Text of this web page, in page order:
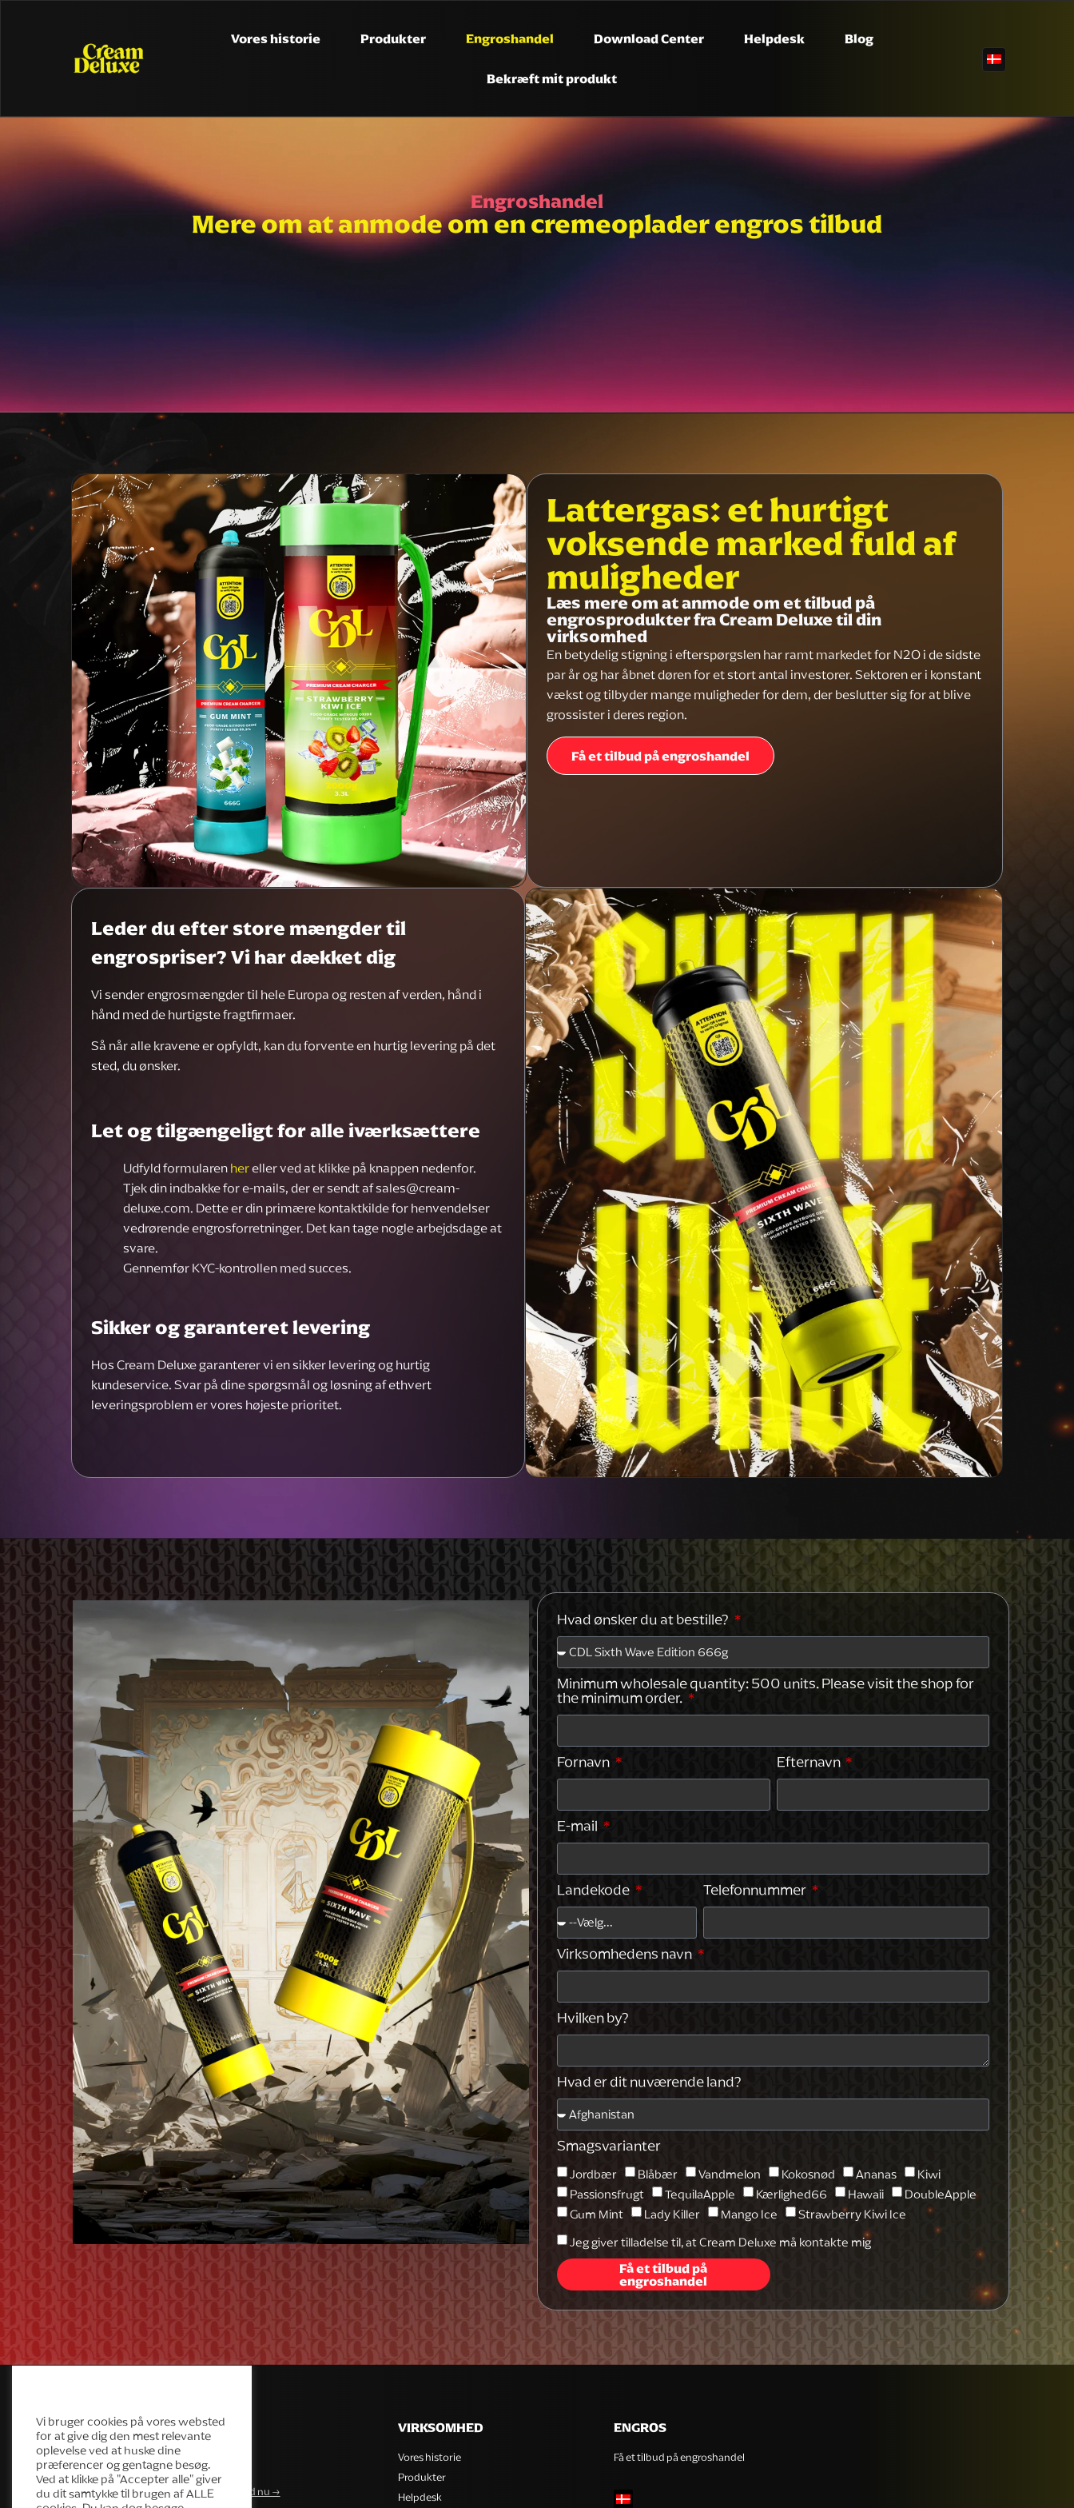
Vores historie Produkter Engroshandel Download Center Helpdesk Blog
Bekræft mit produkt
Engroshandel
Mere om at anmode om en cremeoplader engros tilbud
Lattergas: et hurtigt
voksende marked fuld af
muligheder
Læs mere om at anmode om et tilbud på
engrosprodukter fra Cream Deluxe til din
virksomhed
En betydelig stigning i efterspørgslen har ramt markedet for N2O i de sidste
par år og har åbnet døren for et stort antal investorer. Sektoren er i konstant
vækst og tilbyder mange muligheder for dem, der beslutter sig for at blive
grossister i deres region.
Få et tilbud på engroshandel
Leder du efter store mængder til
engrospriser? Vi har dækket dig
Vi sender engrosmængder til hele Europa og resten af verden, hånd i
hånd med de hurtigste fragtfirmaer.
Så når alle kravene er opfyldt, kan du forvente en hurtig levering på det
sted, du ønsker.
Let og tilgængeligt for alle iværksættere
Udfyld formularenhereller ved at klikke på knappen nedenfor.
Tjek din indbakke for e-mails, der er sendt afsales@cream-
deluxe.com. Dette er din primære kontaktkilde for henvendelser
vedrørende engrosforretninger. Det kan tage nogle arbejdsdage at
svare.
Gennemfør KYC-kontrollen med succes.
Sikker og garanteret levering
Hos Cream Deluxe garanterer vi en sikker levering og hurtig
kundeservice. Svar på dine spørgsmål og løsning af ethvert
leveringsproblem er vores højeste prioritet.
Hvad ønsker du at bestille?
Minimum wholesale quantity: 500 units. Please visit the shop for
the minimum order.
Fornavn Efternavn
E-mail
Landekode Telefonnummer
Virksomhedens navn
Hvilken by?
Hvad er dit nuværende land?
Smagsvarianter
Jordbær Blåbær Vandmelon Kokosnød Ananas
Kiwi
Passionsfrugt
TequilaApple Kærlighed66 Hawaii
DoubleApple
Gum Mint
Lady Killer Mango Ice
Strawberry Kiwi Ice
Jeg giver tilladelse til, at Cream Deluxe må kontakte mig
Få et tilbud på
engroshandel
Send WhatsApp-besked nu →
VIRKSOMHED
Vores historie
Produkter
Helpdesk
ENGROS
Få et tilbud på engroshandel
Vi bruger cookies på vores websted
for at give dig den mest relevante
oplevelse ved at huske dine
præferencer og gentagne besøg.
Ved at klikke på "Accepter alle" giver
du dit samtykke til brugen af ALLE